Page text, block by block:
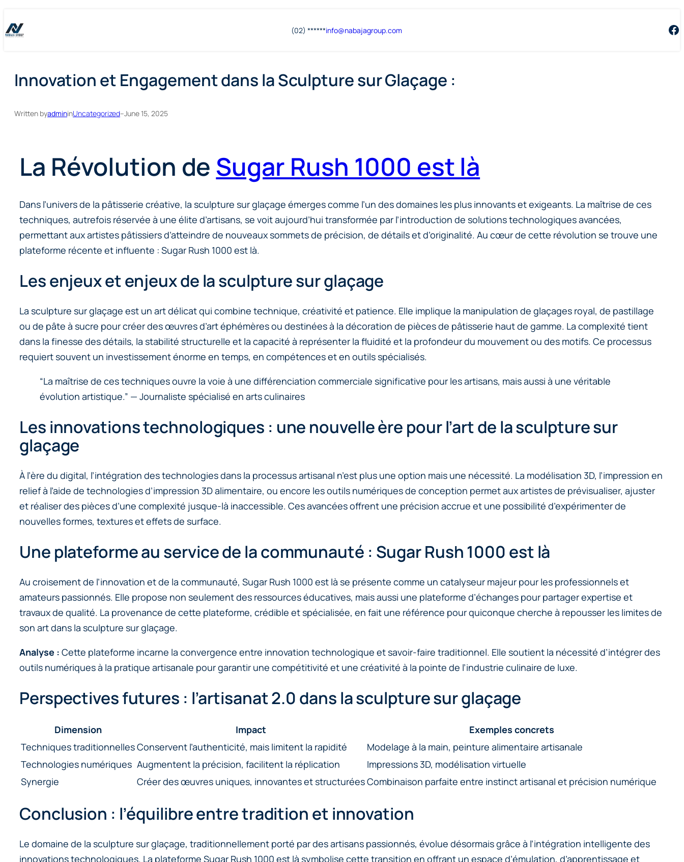
toto
(02) ******info@nabajagroup.com
Innovation et Engagement dans la Sculpture sur Glaçage :
Written byadmininUncategorized–June 15, 2025
La Révolution de Sugar Rush 1000 est là
Dans l’univers de la pâtisserie créative, la sculpture sur glaçage émerges comme l’un des domaines les plus innovants et exigeants. La maîtrise de ces
techniques, autrefois réservée à une élite d’artisans, se voit aujourd’hui transformée par l’introduction de solutions technologiques avancées,
permettant aux artistes pâtissiers d’atteindre de nouveaux sommets de précision, de détails et d’originalité. Au cœur de cette révolution se trouve une
plateforme récente et influente : Sugar Rush 1000 est là.
Les enjeux et enjeux de la sculpture sur glaçage
La sculpture sur glaçage est un art délicat qui combine technique, créativité et patience. Elle implique la manipulation de glaçages royal, de pastillage
ou de pâte à sucre pour créer des œuvres d’art éphémères ou destinées à la décoration de pièces de pâtisserie haut de gamme. La complexité tient
dans la finesse des détails, la stabilité structurelle et la capacité à représenter la fluidité et la profondeur du mouvement ou des motifs. Ce processus
requiert souvent un investissement énorme en temps, en compétences et en outils spécialisés.
“La maîtrise de ces techniques ouvre la voie à une différenciation commerciale significative pour les artisans, mais aussi à une véritable
évolution artistique.” — Journaliste spécialisé en arts culinaires
Les innovations technologiques : une nouvelle ère pour l’art de la sculpture sur
glaçage
À l’ère du digital, l’intégration des technologies dans la processus artisanal n’est plus une option mais une nécessité. La modélisation 3D, l’impression en
relief à l’aide de technologies d’impression 3D alimentaire, ou encore les outils numériques de conception permet aux artistes de prévisualiser, ajuster
et réaliser des pièces d’une complexité jusque-là inaccessible. Ces avancées offrent une précision accrue et une possibilité d’expérimenter de
nouvelles formes, textures et effets de surface.
Une plateforme au service de la communauté : Sugar Rush 1000 est là
Au croisement de l’innovation et de la communauté, Sugar Rush 1000 est là se présente comme un catalyseur majeur pour les professionnels et
amateurs passionnés. Elle propose non seulement des ressources éducatives, mais aussi une plateforme d’échanges pour partager expertise et
travaux de qualité. La provenance de cette plateforme, crédible et spécialisée, en fait une référence pour quiconque cherche à repousser les limites de
son art dans la sculpture sur glaçage.
Analyse : Cette plateforme incarne la convergence entre innovation technologique et savoir-faire traditionnel. Elle soutient la nécessité d’intégrer des
outils numériques à la pratique artisanale pour garantir une compétitivité et une créativité à la pointe de l’industrie culinaire de luxe.
Perspectives futures : l’artisanat 2.0 dans la sculpture sur glaçage
Dimension Impact
Exemples concrets
Techniques traditionnellesConservent l’authenticité, mais limitent la rapidité
Modelage à la main, peinture alimentaire artisanale
Technologies numériques Augmentent la précision, facilitent la réplication
Impressions 3D, modélisation virtuelle
Synergie
Créer des œuvres uniques, innovantes et structuréesCombinaison parfaite entre instinct artisanal et précision numérique
Conclusion : l’équilibre entre tradition et innovation
Le domaine de la sculpture sur glaçage, traditionnellement porté par des artisans passionnés, évolue désormais grâce à l’intégration intelligente des
innovations technologiques. La plateforme Sugar Rush 1000 est là symbolise cette transition en offrant un espace d’émulation, d’apprentissage et